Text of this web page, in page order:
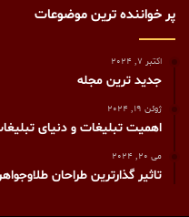
پر خواننده ترین موضوعات
اکتبر 7, 2024
جدید ترین مجله
ژوئن 19, 2024
اهمیت تبلیغات و دنیای
می 20, 2024
تاثیر گذارترین طراحان